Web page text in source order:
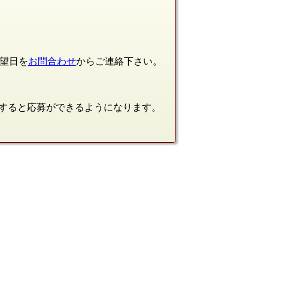
日をお問合わせからご連絡下さい。
と応募ができるようになります。